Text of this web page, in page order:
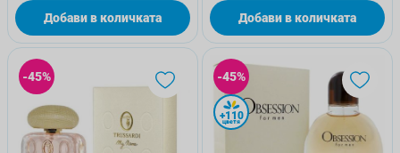
Добави в количката Добави в количката
-45% -45%
+110
цветя